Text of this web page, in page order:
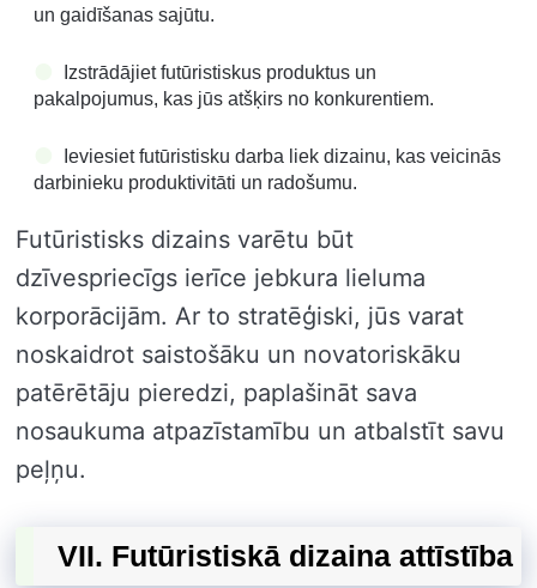
un gaidīšanas sajūtu.
Izstrādājiet futūristiskus produktus un
pakalpojumus, kas jūs atšķirs no konkurentiem.
Ieviesiet futūristisku darba liek dizainu, kas veicinās
darbinieku produktivitāti un radošumu.
Futūristisks dizains varētu būt
dzīvespriecīgs ierīce jebkura lieluma
korporācijām. Ar to stratēģiski, jūs varat
noskaidrot saistošāku un novatoriskāku
patērētāju pieredzi, paplašināt sava
nosaukuma atpazīstamību un atbalstīt savu
peļņu.
VII. Futūristiskā dizaina attīstība